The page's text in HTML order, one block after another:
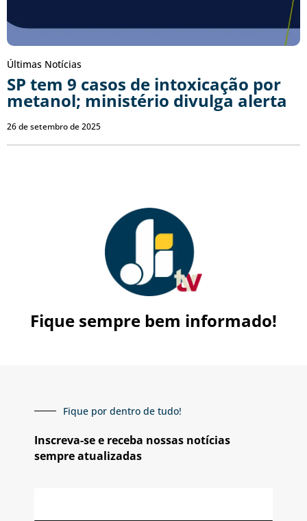
Últimas Notícias
SP tem 9 casos de intoxicação por
metanol; ministério divulga alerta
26 de setembro de 2025
Fique sempre bem informado!
Fique por dentro de tudo!
Inscreva-se e receba nossas notícias
sempre atualizadas